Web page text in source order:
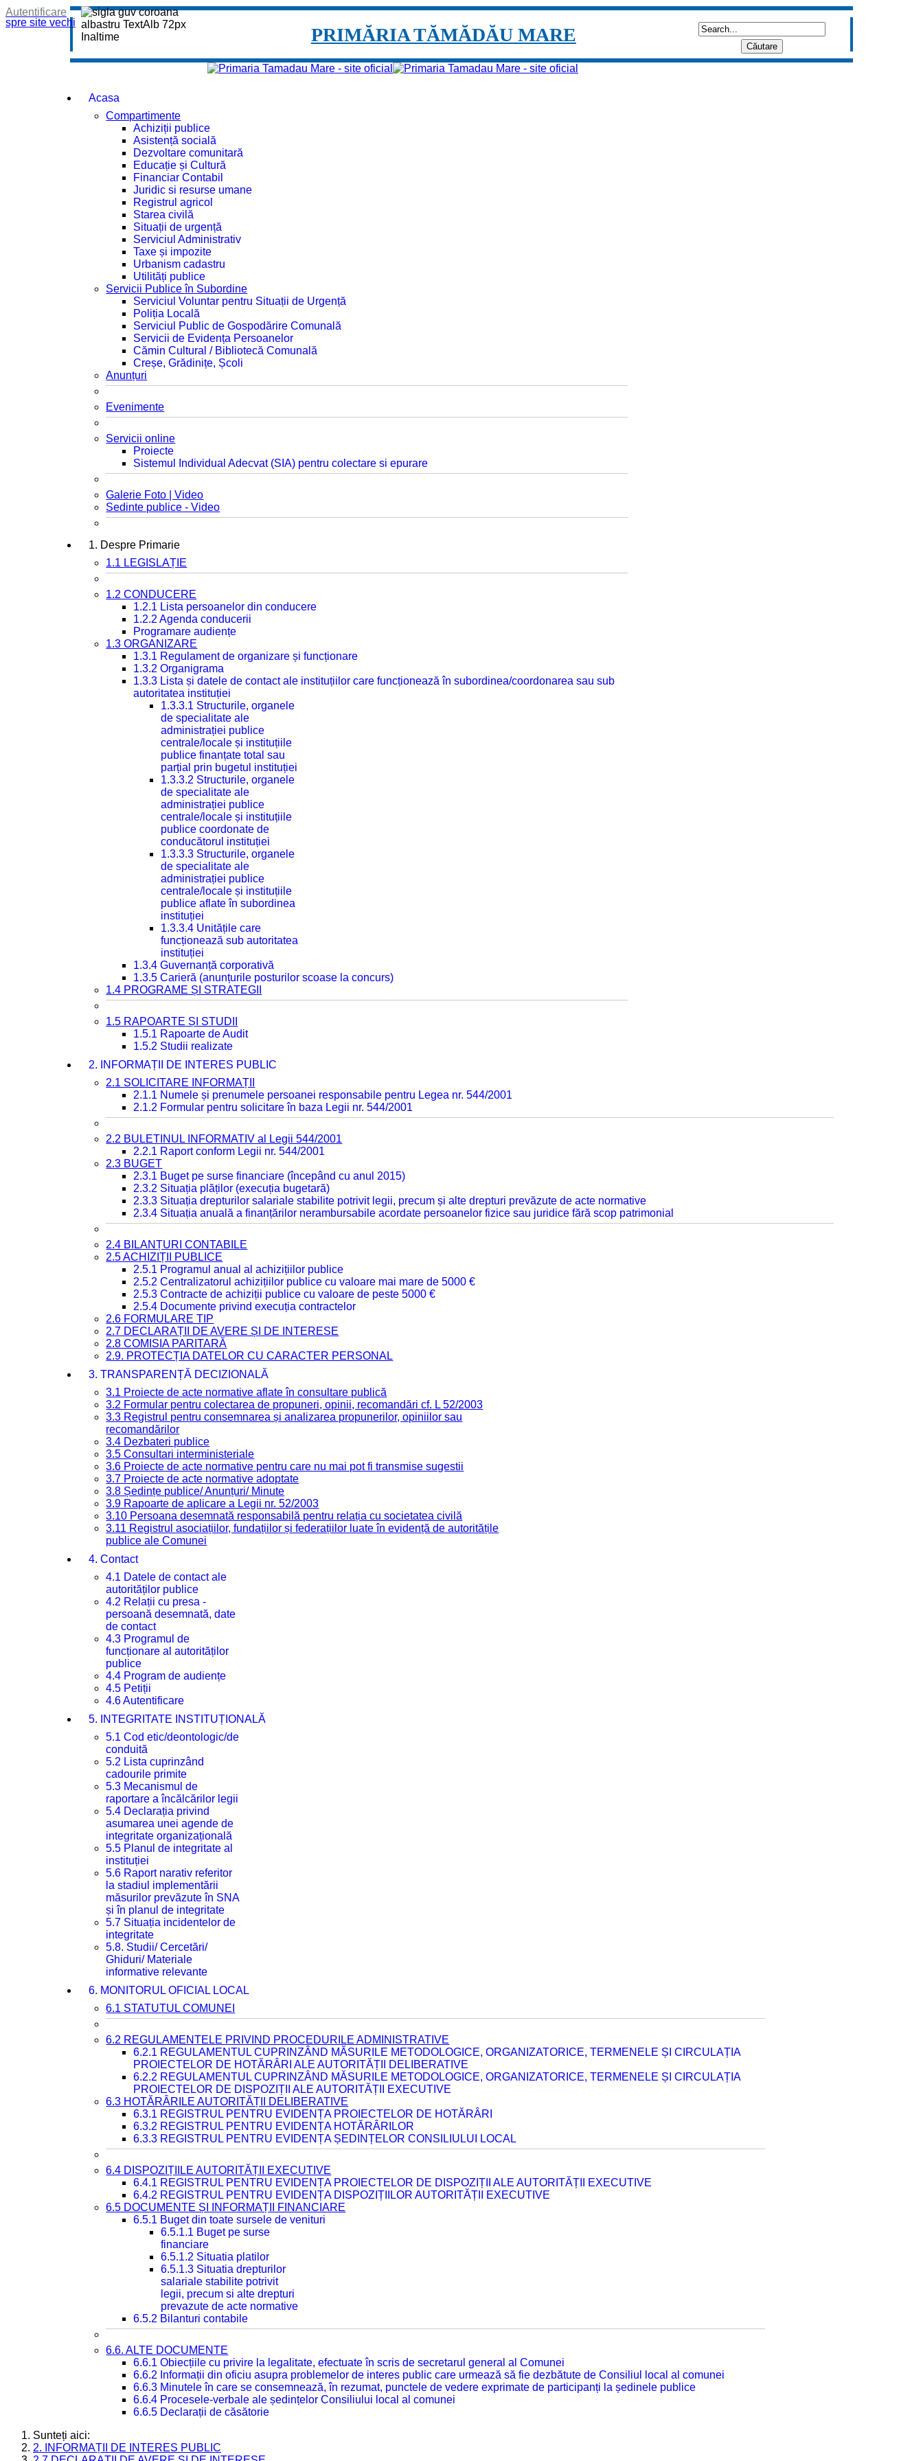
spre site vechi
Autentificare
PRIMĂRIA TĂMĂDĂU MARE
Acasa
Compartimente
Achiziții publice
Asistență socială
Dezvoltare comunitară
Educație și Cultură
Financiar Contabil
Juridic si resurse umane
Registrul agricol
Starea civilă
Situații de urgență
Serviciul Administrativ
Taxe și impozite
Urbanism cadastru
Utilități publice
Servicii Publice în Subordine
Serviciul Voluntar pentru Situații de Urgență
Poliția Locală
Serviciul Public de Gospodărire Comunală
Servicii de Evidența Persoanelor
Cămin Cultural / Bibliotecă Comunală
Creșe, Grădinițe, Școli
Anunțuri
Evenimente
Servicii online
Proiecte
Sistemul Individual Adecvat (SIA) pentru colectare si epurare
Galerie Foto | Video
Sedinte publice - Video
1. Despre Primarie
1.1 LEGISLAȚIE
1.2 CONDUCERE
1.2.1 Lista persoanelor din conducere
1.2.2 Agenda conducerii
Programare audiențe
1.3 ORGANIZARE
1.3.1 Regulament de organizare și funcționare
1.3.2 Organigrama
1.3.3 Lista și datele de contact ale instituțiilor care funcționează în subordinea/coordonarea sau sub
autoritatea instituției
1.3.3.1 Structurile, organele
de specialitate ale
administrației publice
centrale/locale și instituțiile
publice finanțate total sau
parțial prin bugetul instituției
1.3.3.2 Structurile, organele
de specialitate ale
administrației publice
centrale/locale și instituțiile
publice coordonate de
conducătorul instituției
1.3.3.3 Structurile, organele
de specialitate ale
administrației publice
centrale/locale și instituțiile
publice aflate în subordinea
instituției
1.3.3.4 Unitățile care
funcționează sub autoritatea
instituției
1.3.4 Guvernanță corporativă
1.3.5 Carieră (anunțurile posturilor scoase la concurs)
1.4 PROGRAME ȘI STRATEGII
1.5 RAPOARTE ȘI STUDII
1.5.1 Rapoarte de Audit
1.5.2 Studii realizate
2. INFORMAȚII DE INTERES PUBLIC
2.1 SOLICITARE INFORMAȚII
2.1.1 Numele și prenumele persoanei responsabile pentru Legea nr. 544/2001
2.1.2 Formular pentru solicitare în baza Legii nr. 544/2001
2.2 BULETINUL INFORMATIV al Legii 544/2001
2.2.1 Raport conform Legii nr. 544/2001
2.3 BUGET
2.3.1 Buget pe surse financiare (începând cu anul 2015)
2.3.2 Situația plăților (execuția bugetară)
2.3.3 Situația drepturilor salariale stabilite potrivit legii, precum și alte drepturi prevăzute de acte normative
2.3.4 Situația anuală a finanțărilor nerambursabile acordate persoanelor fizice sau juridice fără scop patrimonial
2.4 BILANȚURI CONTABILE
2.5 ACHIZIȚII PUBLICE
2.5.1 Programul anual al achizițiilor publice
2.5.2 Centralizatorul achizițiilor publice cu valoare mai mare de 5000 €
2.5.3 Contracte de achiziții publice cu valoare de peste 5000 €
2.5.4 Documente privind execuția contractelor
2.6 FORMULARE TIP
2.7 DECLARAȚII DE AVERE ȘI DE INTERESE
2.8 COMISIA PARITARĂ
2.9. PROTECȚIA DATELOR CU CARACTER PERSONAL
3. TRANSPARENȚĂ DECIZIONALĂ
3.1 Proiecte de acte normative aflate în consultare publică
3.2 Formular pentru colectarea de propuneri, opinii, recomandări cf. L 52/2003
3.3 Registrul pentru consemnarea și analizarea propunerilor, opiniilor sau
recomandărilor
3.4 Dezbateri publice
3.5 Consultari interministeriale
3.6 Proiecte de acte normative pentru care nu mai pot fi transmise sugestii
3.7 Proiecte de acte normative adoptate
3.8 Ședințe publice/ Anunțuri/ Minute
3.9 Rapoarte de aplicare a Legii nr. 52/2003
3.10 Persoana desemnată responsabilă pentru relația cu societatea civilă
3.11 Registrul asociațiilor, fundațiilor și federațiilor luate în evidență de autoritățile
publice ale Comunei
4. Contact
4.1 Datele de contact ale
autorităților publice
4.2 Relații cu presa -
persoană desemnată, date
de contact
4.3 Programul de
funcționare al autorităților
publice
4.4 Program de audiențe
4.5 Petiții
4.6 Autentificare
5. INTEGRITATE INSTITUȚIONALĂ
5.1 Cod etic/deontologic/de
conduită
5.2 Lista cuprinzând
cadourile primite
5.3 Mecanismul de
raportare a încălcărilor legii
5.4 Declarația privind
asumarea unei agende de
integritate organizațională
5.5 Planul de integritate al
instituției
5.6 Raport narativ referitor
la stadiul implementării
măsurilor prevăzute în SNA
și în planul de integritate
5.7 Situația incidentelor de
integritate
5.8. Studii/ Cercetări/
Ghiduri/ Materiale
informative relevante
6. MONITORUL OFICIAL LOCAL
6.1 STATUTUL COMUNEI
6.2 REGULAMENTELE PRIVIND PROCEDURILE ADMINISTRATIVE
6.2.1 REGULAMENTUL CUPRINZÂND MĂSURILE METODOLOGICE, ORGANIZATORICE, TERMENELE ȘI CIRCULAȚIA
PROIECTELOR DE HOTĂRÂRI ALE AUTORITĂȚII DELIBERATIVE
6.2.2 REGULAMENTUL CUPRINZÂND MĂSURILE METODOLOGICE, ORGANIZATORICE, TERMENELE ȘI CIRCULAȚIA
PROIECTELOR DE DISPOZIȚII ALE AUTORITĂȚII EXECUTIVE
6.3 HOTĂRÂRILE AUTORITĂȚII DELIBERATIVE
6.3.1 REGISTRUL PENTRU EVIDENȚA PROIECTELOR DE HOTĂRÂRI
6.3.2 REGISTRUL PENTRU EVIDENȚA HOTĂRÂRILOR
6.3.3 REGISTRUL PENTRU EVIDENȚA ȘEDINȚELOR CONSILIULUI LOCAL
6.4 DISPOZIȚIILE AUTORITĂȚII EXECUTIVE
6.4.1 REGISTRUL PENTRU EVIDENȚA PROIECTELOR DE DISPOZIȚII ALE AUTORITĂȚII EXECUTIVE
6.4.2 REGISTRUL PENTRU EVIDENȚA DISPOZIȚIILOR AUTORITĂȚII EXECUTIVE
6.5 DOCUMENTE ȘI INFORMAȚII FINANCIARE
6.5.1 Buget din toate sursele de venituri
6.5.1.1 Buget pe surse
financiare
6.5.1.2 Situatia platilor
6.5.1.3 Situatia drepturilor
salariale stabilite potrivit
legii, precum si alte drepturi
prevazute de acte normative
6.5.2 Bilanturi contabile
6.6. ALTE DOCUMENTE
6.6.1 Obiecțiile cu privire la legalitate, efectuate în scris de secretarul general al Comunei
6.6.2 Informații din oficiu asupra problemelor de interes public care urmează să fie dezbătute de Consiliul local al comunei
6.6.3 Minutele în care se consemnează, în rezumat, punctele de vedere exprimate de participanți la ședinele publice
6.6.4 Procesele-verbale ale ședințelor Consiliului local al comunei
6.6.5 Declarații de căsătorie
Sunteți aici:
2. INFORMAȚII DE INTERES PUBLIC